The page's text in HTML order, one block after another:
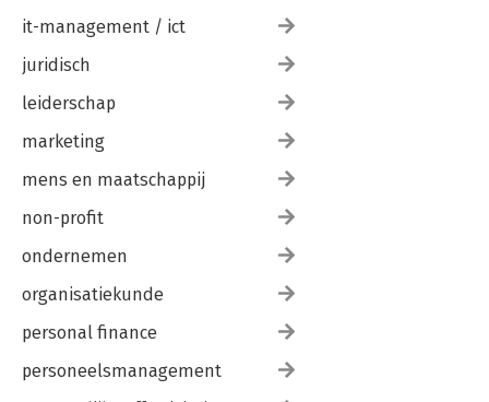
it-management / ict
juridisch
leiderschap
marketing
mens en maatschappij
non-profit
ondernemen
organisatiekunde
personal finance
personeelsmanagement